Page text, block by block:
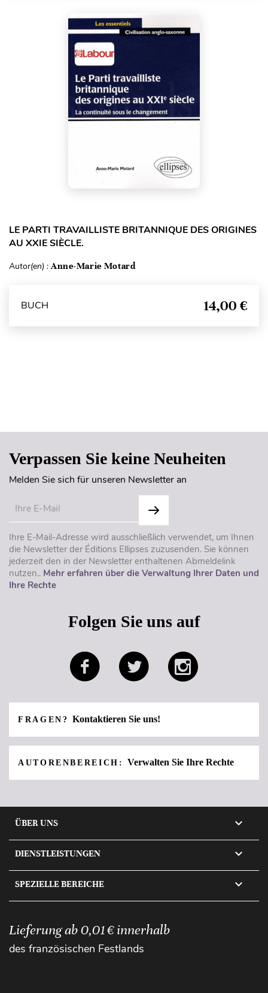
LE PARTI TRAVAILLISTE BRITANNIQUE DES ORIGINES
AU XXIE SIÈCLE.
Autor(en) :Anne-Marie Motard
BUCH 14,00 €
Verpassen Sie keine Neuheiten
Melden Sie sich für unseren Newsletter an
Ihre E-Mail-Adresse wird ausschließlich verwendet, um Ihnen
die Newsletter der Éditions Ellipses zuzusenden. Sie können
jederzeit den in der Newsletter enthaltenen Abmeldelink
nutzen.. Mehr erfahren über die Verwaltung Ihrer Daten und
Ihre Rechte
Folgen Sie uns auf
FRAGEN?Kontaktieren Sie uns!
AUTORENBEREICH:Verwalten Sie Ihre Rechte
ÜBER UNS 
DIENSTLEISTUNGEN 
SPEZIELLE BEREICHE 
Lieferung ab 0,01 € innerhalb
des französischen Festlands